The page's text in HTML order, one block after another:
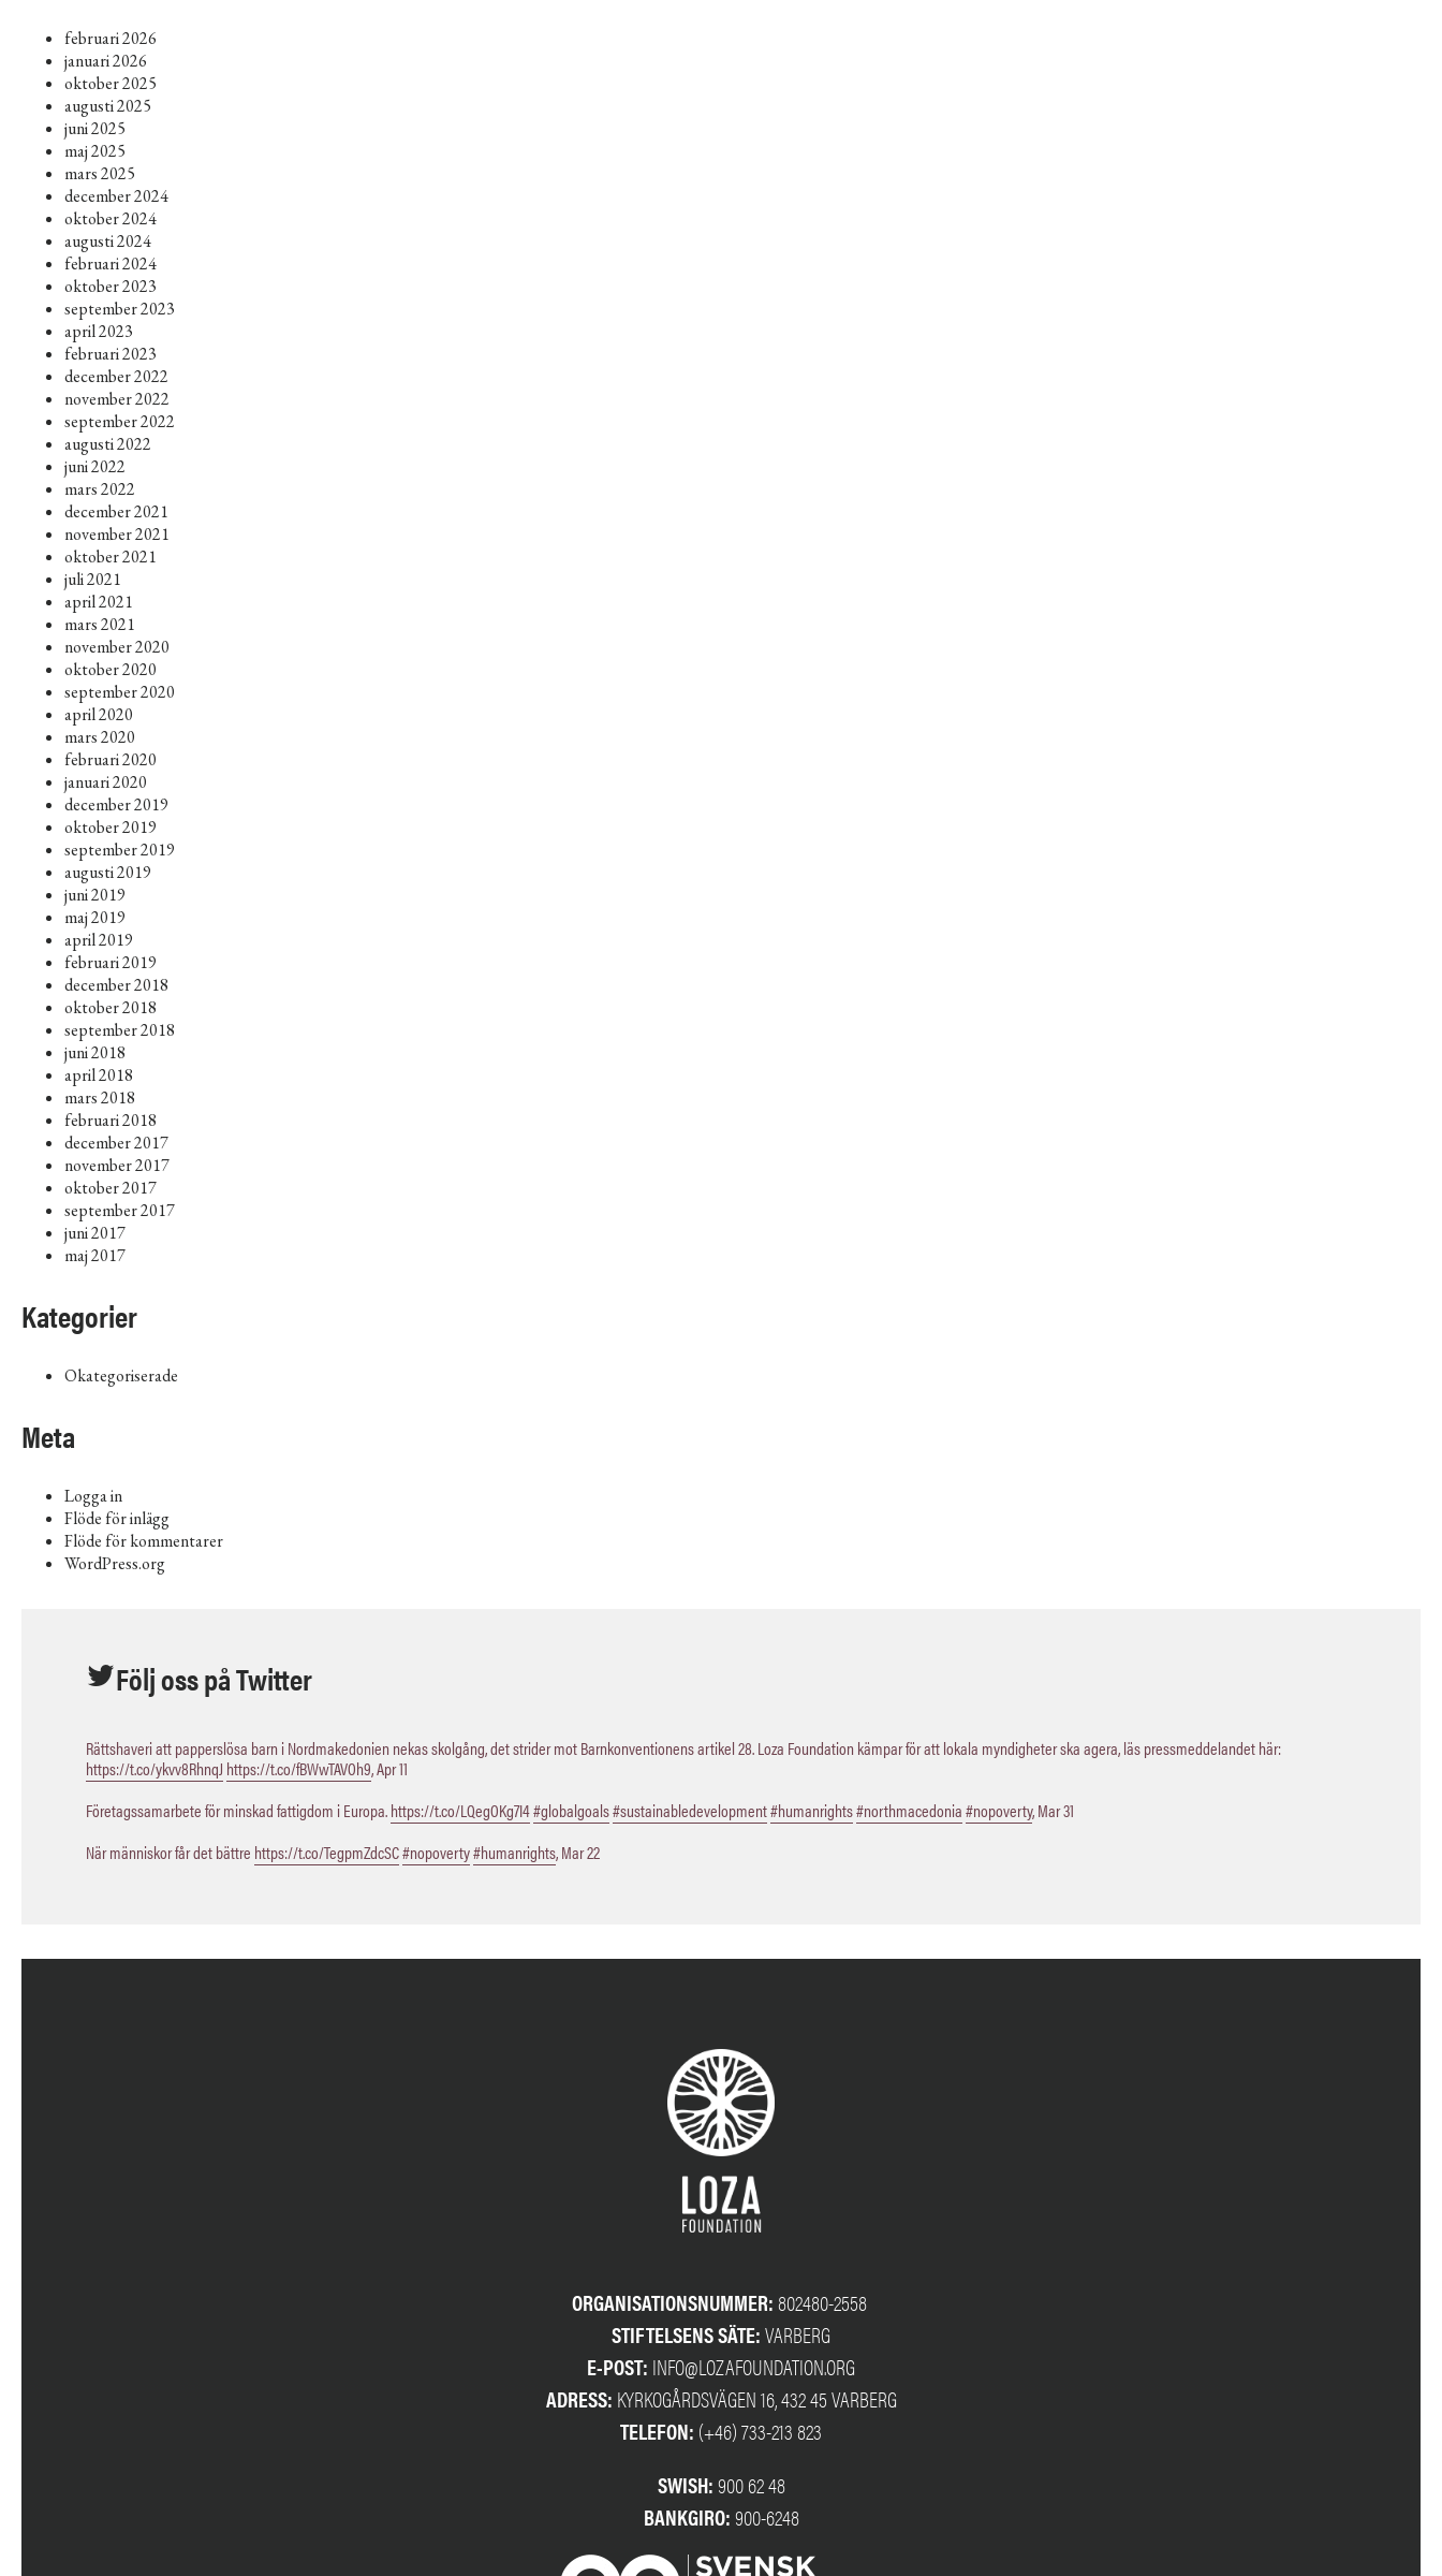
februari 2026
januari 2026
oktober 2025
augusti 2025
juni 2025
maj 2025
mars 2025
december 2024
oktober 2024
augusti 2024
februari 2024
oktober 2023
september 2023
april 2023
februari 2023
december 2022
november 2022
september 2022
augusti 2022
juni 2022
mars 2022
december 2021
november 2021
oktober 2021
juli 2021
april 2021
mars 2021
november 2020
oktober 2020
september 2020
april 2020
mars 2020
februari 2020
januari 2020
december 2019
oktober 2019
september 2019
augusti 2019
juni 2019
maj 2019
april 2019
februari 2019
december 2018
oktober 2018
september 2018
juni 2018
april 2018
mars 2018
februari 2018
december 2017
november 2017
oktober 2017
september 2017
juni 2017
maj 2017
Kategorier
Okategoriserade
Meta
Logga in
Flöde för inlägg
Flöde för kommentarer
WordPress.org
Följ oss på Twitter
Rättshaveri att papperslösa barn i Nordmakedonien nekas skolgång, det strider mot Barnkonventionens artikel 28. Loza Foundation kämpar för att lokala myndigheter ska agera, läs pressmeddelandet här:
https://t.co/ykvv8RhnqJ https://t.co/fBWwTAVOh9,Apr 11
Företagssamarbete för minskad fattigdom i Europa.https://t.co/LQegOKg7I4#globalgoals#sustainabledevelopment#humanrights#northmacedonia#nopoverty,Mar 31
När människor får det bättre https://t.co/TegpmZdcSC#nopoverty#humanrights,Mar 22
ORGANISATIONSNUMMER: 802480-2558
STIFTELSENS SÄTE:VARBERG
E-POST: INFO@LOZAFOUNDATION.ORG
ADRESS: KYRKOGÅRDSVÄGEN 16, 432 45 VARBERG
TELEFON: (+46) 733-213 823
SWISH:900 62 48
BANKGIRO:900-6248